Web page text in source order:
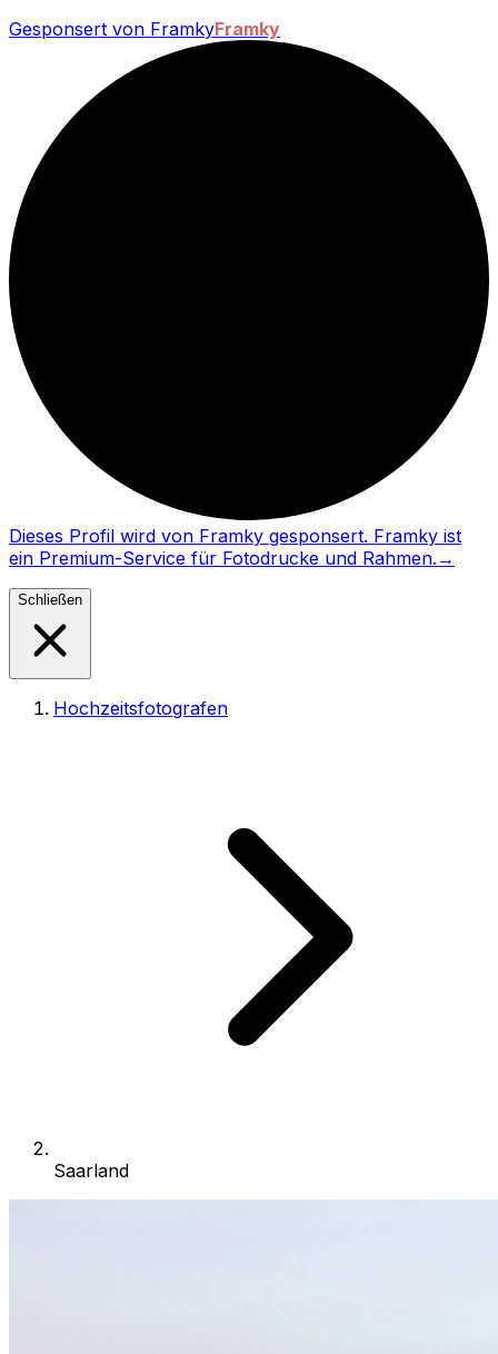
Gesponsert von FramkyFramky
Dieses Profil wird von Framky gesponsert. Framky ist
ein Premium-Service für Fotodrucke und Rahmen. →
Schließen
Hochzeitsfotografen
Saarland